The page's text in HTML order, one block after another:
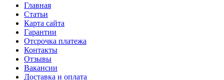
Главная
Статьи
Карта сайта
Гарантии
Отсрочка платежа
Контакты
Отзывы
Вакансии
Доставка и оплата